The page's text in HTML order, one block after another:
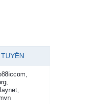
,
,
,